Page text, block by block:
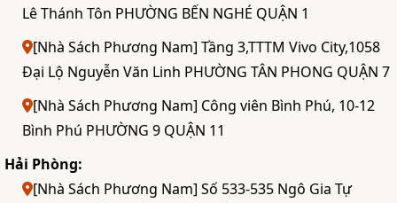
Lê Thánh Tôn PHƯỜNG BẾN NGHÉ QUẬN 1
[Nhà Sách Phương Nam] Tầng 3,TTTM Vivo City,1058
Đại Lộ Nguyễn Văn Linh PHƯỜNG TÂN PHONG QUẬN 7
[Nhà Sách Phương Nam] Công viên Bình Phú, 10-12
Bình Phú PHƯỜNG 9 QUẬN 11
Hải Phòng:
[Nhà Sách Phương Nam] Số 533-535 Ngô Gia Tự